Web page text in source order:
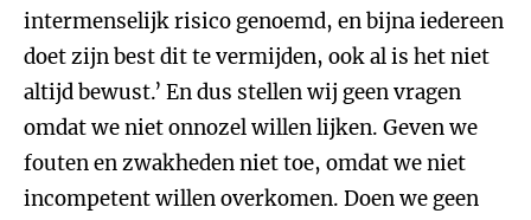
intermenselijk risico genoemd, en bijna iedereen
doet zijn best dit te vermijden, ook al is het niet
altijd bewust.’ En dus stellen wij geen vragen
omdat we niet onnozel willen lijken. Geven we
fouten en zwakheden niet toe, omdat we niet
incompetent willen overkomen. Doen we geen